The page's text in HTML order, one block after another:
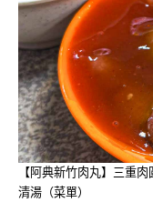
【阿典新竹肉丸】三重
清湯（菜單）